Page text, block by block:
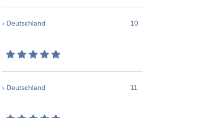
› Deutschland 10
› Deutschland 11